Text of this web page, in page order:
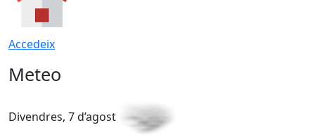
Accedeix
Meteo
Divendres, 7 d’agost